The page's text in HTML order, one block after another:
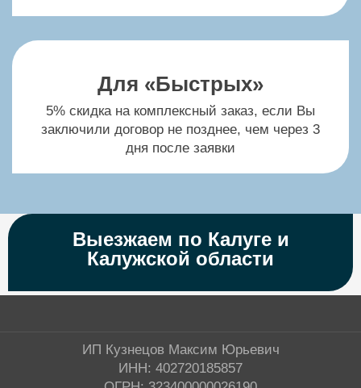
Натяжные потолки Double Vision
Натяжные потолки Lumfer
Для «Быстрых»
5% скидка на комплексный заказ, если Вы
заключили договор не позднее, чем через 3
дня после заявки
Выезжаем по Калуге и
Калужской области
ИП Кузнецов Максим Юрьевич
ИНН: 402720185857